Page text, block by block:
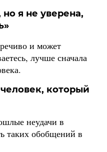
я не уверена,
и может
лучше сначала
который
неудачи в
таких обобщений в